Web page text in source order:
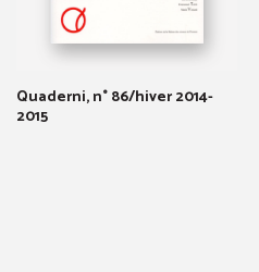
Quaderni, n° 86/hiver 2014-
2015